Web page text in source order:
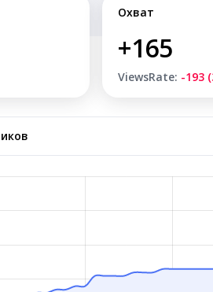
Охват
+165
ViewsRate: -193